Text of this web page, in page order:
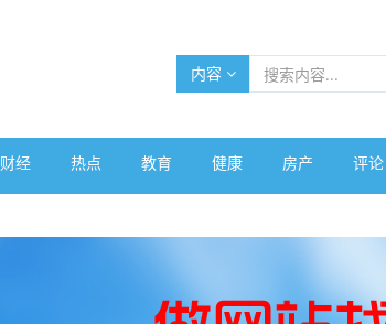
内容
财经 热点 教育 健康 房产 评论